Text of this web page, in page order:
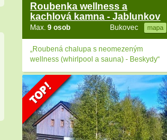
Roubenka wellness a
kachlová kamna - Jablunkov
Bukovec mapa
Max.9 osob
„Roubená chalupa s neomezeným
wellness (whirlpool a sauna) - Beskydy“